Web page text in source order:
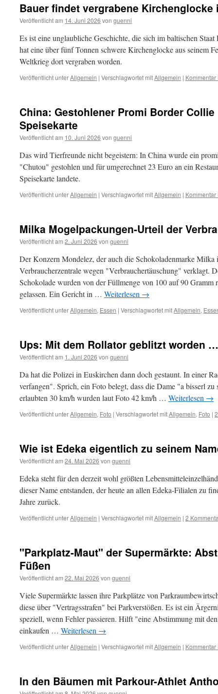
Bauer findet vergrabene Kirchenglocke
Veröffentlicht am 14. Juni 2026 von guenni
Es ist eine unglaubliche Geschichte, die sich im baltischen
hat eine über fünf Tonnen schwere Kirchenglocke aus seinem
Weltkrieg dort vergraben worden.
Veröffentlicht unterAllgemein | Verschlagwortet mitAllgemein |
China: Gestohlener Promi Border
Speisekarte
Veröffentlicht am 10. Juni 2026 von guenni
Das wird Tierfreunde nicht begeistern: In China wurde ein
"Chutou" gestohlen und für umgerechnet 23 Euro an ein
Speisekarte landete.
Veröffentlicht unterAllgemein | Verschlagwortet mitAllgemein |
Milka Mogelpackungen-Urteil der
Veröffentlicht am 2. Juni 2026 von guenni
Der Konzern Mondelez, der auch die Schokoladenmarke Milka
Verbraucherzentrale wegen "Verbrauchertäuschung" verklagt.
Schokolade wurden von der Füllmenge von 100 auf 90 Gramm
gelassen. Ein Gericht in … Weiterlesen →
Veröffentlicht unterAllgemein, Essen | Verschlagwortet mitAllgemein,
Ups: Mit dem Rollator geblitzt worden …
Veröffentlicht am 1. Juni 2026 von guenni
Da hat die Polizei in Euskirchen dann doch gestaunt. In einer
verfangen". Sprich, ein Foto belegt, dass die Dame "a bisserl
erlaubten 30 km/h wurden laut Foto 42 km/h … Weiterlesen →
Veröffentlicht unterAllgemein, Foto | Verschlagwortet mitAllgemein, Foto |
Wie ist Edeka eigentlich zu seinem
Veröffentlicht am 24. Mai 2026 von guenni
Edeka steht für den derzeit wohl größten
dieser Name entstanden, der heute an allen Edeka-Filialen zu
Jahre zurück.
Veröffentlicht unterAllgemein | Verschlagwortet mitAllgemein | 2
"Parkplatz-Maut" der Supermärkte:
Füßen
Veröffentlicht am 22. Mai 2026 von guenni
Viele Supermärkte lassen ihre Parkplätze von
diese über "Vertragsstrafen" bei Parkverstößen. Es ist ein
speziell, wenn Fehler passieren. Hilft "eine Abstimmung mit
einkaufen … Weiterlesen →
Veröffentlicht unterAllgemein | Verschlagwortet mitAllgemein |
In den Bäumen mit Parkour-Athlet